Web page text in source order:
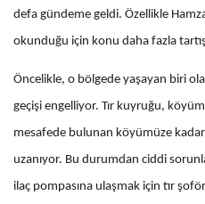
defa gündeme geldi. Özellikle
okunduğu için konu daha fazla
Öncelikle, o bölgede yaşayan biri
geçişi engelliyor. Tır kuyruğu,
mesafede bulunan köyümüze
uzanıyor. Bu durumdan ciddi
ilaç pompasına ulaşmak için tır